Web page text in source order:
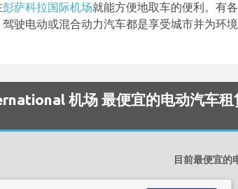
彭萨科拉国际机场就能方便地取车的便利。有
驶电动或混合动力汽车都是享受城市并为环
机场 最便宜的电动汽车租
目前最便宜的